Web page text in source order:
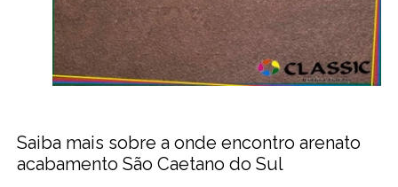
Saiba mais sobre a onde encontro arenato
acabamento São Caetano do Sul